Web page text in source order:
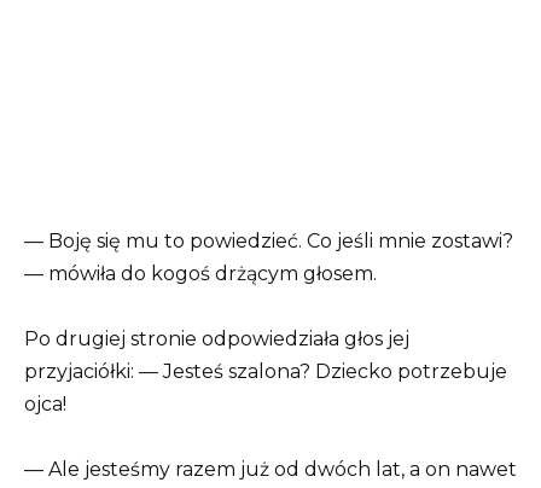
— Boję się mu to powiedzieć. Co jeśli mnie zostawi?
— mówiła do kogoś drżącym głosem.
Po drugiej stronie odpowiedziała głos jej
przyjaciółki: — Jesteś szalona? Dziecko potrzebuje
ojca!
— Ale jesteśmy razem już od dwóch lat, a on nawet